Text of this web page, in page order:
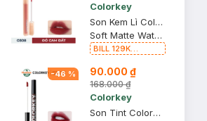
Colorkey
Son Kem Lì Colorkey O308 Đỏ Cam Đất 1.8g
Soft Matte Water Tint
BILL 129K
Gương Trang
Điểm Colorkey
(SL có hạn)
-46 % 90.000 ₫
168.000 ₫
Colorkey
Son Tint Colorkey Gương Bóng R702 Đỏ Rượu Táo Tàu 1.7g